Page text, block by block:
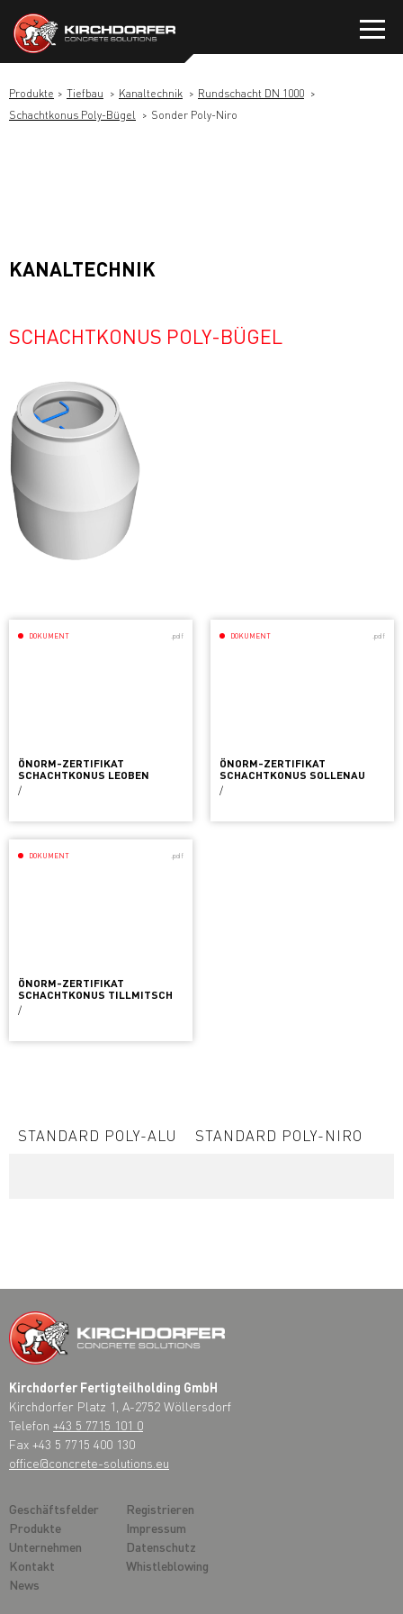
Inhalt
springen
Produkte Tiefbau Kanaltechnik
Rundschacht DN 1000
Schachtkonus Poly-Bügel
Sonder Poly-Niro
KANALTECHNIK
SCHACHTKONUS POLY-BÜGEL
DOKUMENT .pdf
ÖNORM-ZERTIFIKAT
SCHACHTKONUS TILLMITSCH
/
DOKUMENT .pdf
ÖNORM-ZERTIFIKAT
SCHACHTKONUS SOLLENAU
/
DOKUMENT .pdf
ÖNORM-ZERTIFIKAT
SCHACHTKONUS LEOBEN
/
STANDARD POLY-ALU STANDARD POLY-NIRO
Kirchdorfer Fertigteilholding GmbH
Kirchdorfer Platz 1, A-2752 Wöllersdorf
Telefon +43 5 7715 101 0
Fax +43 5 7715 400 130
office@concrete-solutions.eu
Geschäftsfelder
Produkte
Unternehmen
Kontakt
News
Registrieren
Impressum
Datenschutz
Whistleblowing